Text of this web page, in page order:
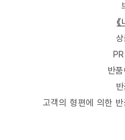
《
반
고객의 형편에 의한